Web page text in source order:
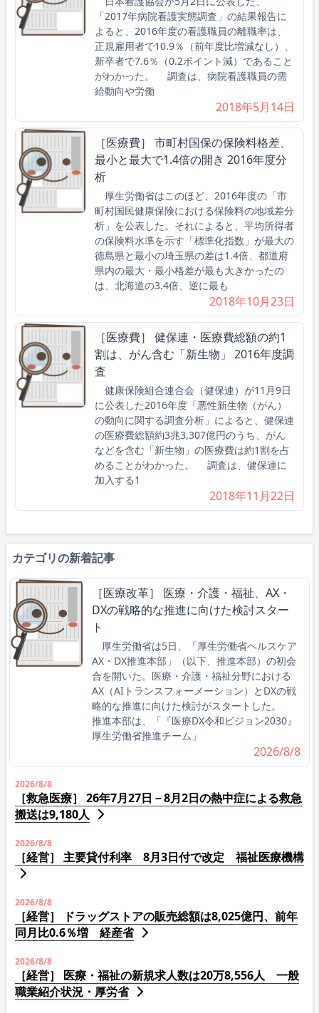
「2017年病院看護実態調査」の結果報告に
よると、2016年度の看護職員の離職率は、
正規雇用者で10.9％（前年度比増減なし）、
新卒者で7.6％（0.2ポイント減）であること
がわかった。 調査は、病院看護職員の需
給動向や労働
2018年5月14日
［医療費］ 市町村国保の保険料格差、
最小と最大で1.4倍の開き 2016年度分
析
厚生労働省はこのほど、2016年度の「市
町村国民健康保険における保険料の地域差分
析」を公表した。それによると、平均所得者
の保険料水準を示す「標準化指数」が最大の
徳島県と最小の埼玉県の差は1.4倍、都道府
県内の最大・最小格差が最も大きかったの
は、北海道の3.4倍、逆に最も
2018年10月23日
［医療費］ 健保連・医療費総額の約1
割は、がん含む「新生物」 2016年度調
査
健康保険組合連合会（健保連）が11月9日
に公表した2016年度「悪性新生物（がん）
の動向に関する調査分析」によると、健保連
の医療費総額約3兆3,307億円のうち、がん
などを含む「新生物」の医療費は約1割を占
めることがわかった。 調査は、健保連に
加入する1
2018年11月22日
カテゴリの新着記事
［医療改革］ 医療・介護・福祉、AX・
DXの戦略的な推進に向けた検討スター
ト
厚生労働省は5日、「厚生労働省ヘルスケア
AX・DX推進本部」（以下、推進本部）の初会
合を開いた。医療・介護・福祉分野における
AX（AIトランスフォーメーション）とDXの戦
略的な推進に向けた検討がスタートした。
推進本部は、「『医療DX令和ビジョン2030』
厚生労働省推進チーム」
2026/8/8
2026/8/8
［救急医療］ 26年7月27日－8月2日の熱中症による救急
搬送は9,180人
2026/8/8
［経営］ 主要貸付利率 8月3日付で改定 福祉医療機構
2026/8/8
［経営］ ドラッグストアの販売総額は8,025億円、前年
同月比0.6％増 経産省
2026/8/8
［経営］ 医療・福祉の新規求人数は20万8,556人 一般
職業紹介状況・厚労省